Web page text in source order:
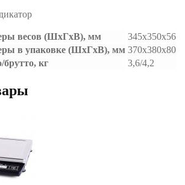
весов (ШхГхВ), мм
345х350х56
в упаковке (ШхГхВ), мм 370х380х80
брутто, кг
3,6/4,2